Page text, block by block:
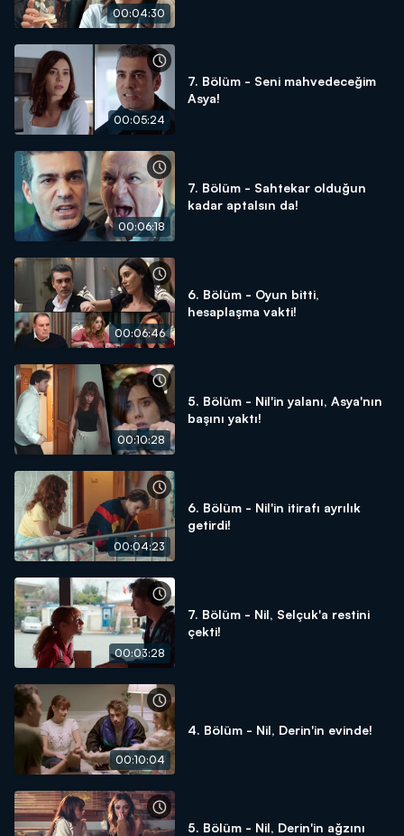
00:04:30
00:05:24
7. Bölüm - Seni mahvedeceğim
Asya!
00:06:18
7. Bölüm - Sahtekar olduğun
kadar aptalsın da!
00:06:46
6. Bölüm - Oyun bitti,
hesaplaşma vakti!
00:10:28
5. Bölüm - Nil'in yalanı, Asya'nın
başını yaktı!
00:04:23
6. Bölüm - Nil'in itirafı ayrılık
getirdi!
00:03:28
7. Bölüm - Nil, Selçuk'a restini
çekti!
00:10:04
4. Bölüm - Nil, Derin'in evinde!
5. Bölüm - Nil, Derin'in ağzını